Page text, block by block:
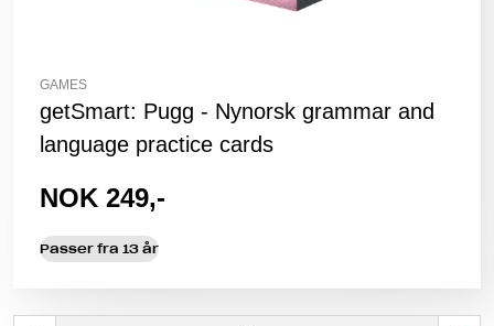
GAMES
getSmart: Pugg - Nynorsk grammar and
language practice cards
NOK 249,-
Passer fra 13 år